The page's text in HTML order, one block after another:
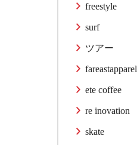
freestyle
surf
ツアー
fareastapparel
ete coffee
re inovation
skate